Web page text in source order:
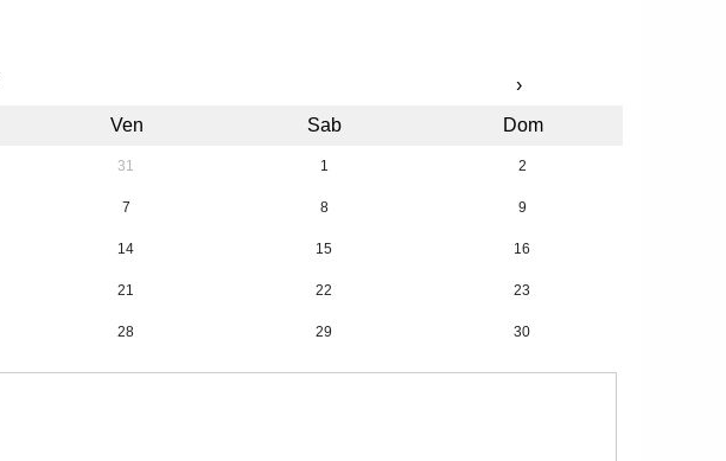
›
Ven Sab Dom
31 1 2
7 8 9
14 15 16
21 22 23
28 29 30
4 5 6